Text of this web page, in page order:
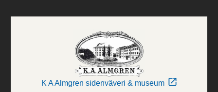
K A Almgren sidenväveri & museum